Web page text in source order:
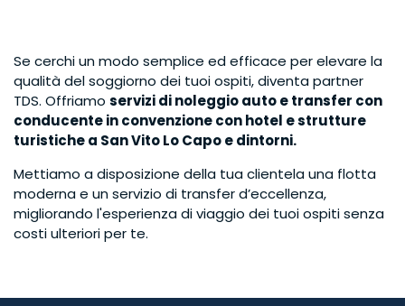
Se cerchi un modo semplice ed efficace per elevare la
qualità del soggiorno dei tuoi ospiti, diventa partner
TDS. Offriamo servizi di noleggio auto e transfer con
conducente in convenzione con hotel e strutture
turistiche a San Vito Lo Capo e dintorni.
Mettiamo a disposizione della tua clientela una flotta
moderna e un servizio di transfer d’eccellenza,
migliorando l'esperienza di viaggio dei tuoi ospiti senza
costi ulteriori per te.